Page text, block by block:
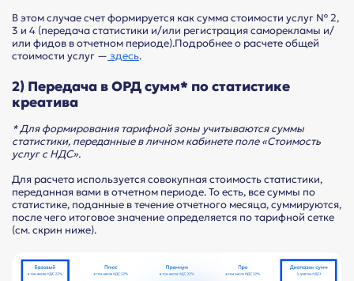
В этом случае счет формируется как сумма стоимости услуг № 2,
3 и 4 (передача статистики и/или регистрация саморекламы и/
или фидов в отчетном периоде).Подробнее о расчете общей
стоимости услуг — здесь.
2) Передача в ОРД сумм* по статистике
креатива
* Для формирования тарифной зоны учитываются суммы
статистики, переданные в личном кабинете поле «Стоимость
услуг с НДС».
Для расчета используется совокупная стоимость статистики,
переданная вами в отчетном периоде. То есть, все суммы по
статистике, поданные в течение отчетного месяца, суммируются,
после чего итоговое значение определяется по тарифной сетке
(см. скрин ниже).